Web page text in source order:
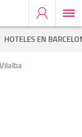
HOTELES EN